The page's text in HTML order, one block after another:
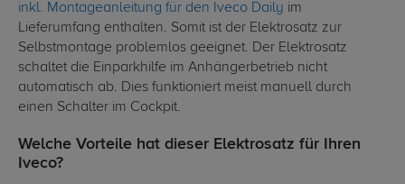
inkl. Montageanleitung für den Iveco Daily im
Lieferumfang enthalten. Somit ist der Elektrosatz zur
Selbstmontage problemlos geeignet. Der Elektrosatz
schaltet die Einparkhilfe im Anhängerbetrieb nicht
automatisch ab. Dies funktioniert meist manuell durch
einen Schalter im Cockpit.
Welche Vorteile hat dieser Elektrosatz für Ihren
Iveco?